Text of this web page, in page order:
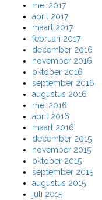
mei 2017
april 2017
maart 2017
februari 2017
december 2016
november 2016
oktober 2016
september 2016
augustus 2016
mei 2016
april 2016
maart 2016
december 2015
november 2015
oktober 2015
september 2015
augustus 2015
juli 2015